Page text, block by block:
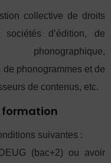
collective de droits
d’édition, de
phonographique,
phonogrammes et de
de contenus, etc.
formation
suivantes :
(bac+2) ou avoir